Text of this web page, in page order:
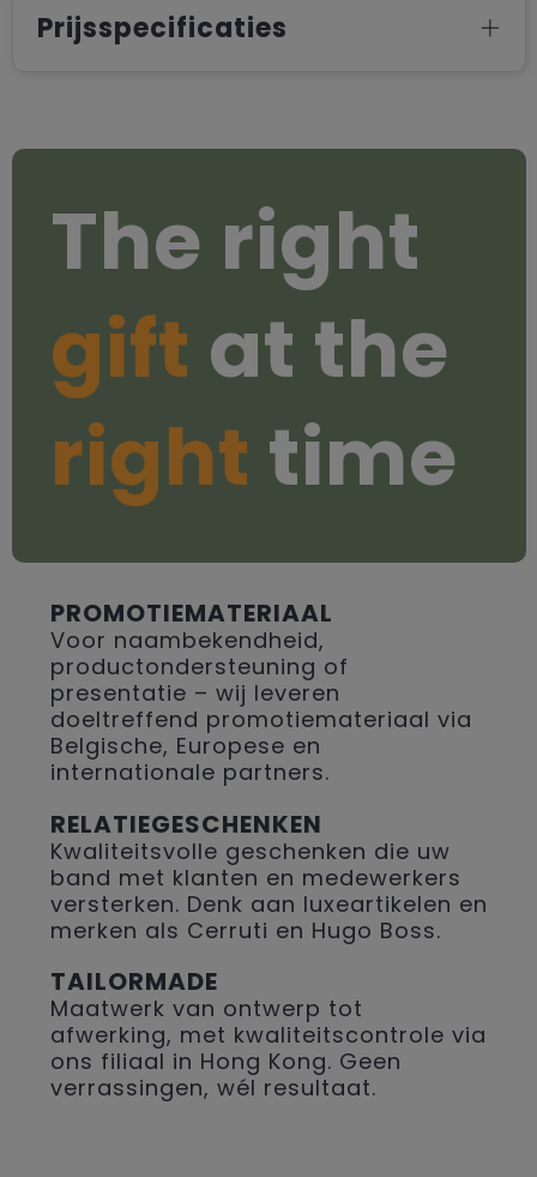
Prijsspecificaties
The right
gift at the
right time
PROMOTIEMATERIAAL
Voor naambekendheid,
productondersteuning of
presentatie – wij leveren
doeltreffend promotiemateriaal via
Belgische, Europese en
internationale partners.
RELATIEGESCHENKEN
Kwaliteitsvolle geschenken die uw
band met klanten en medewerkers
versterken. Denk aan luxeartikelen en
merken als Cerruti en Hugo Boss.
TAILORMADE
Maatwerk van ontwerp tot
afwerking, met kwaliteitscontrole via
ons filiaal in Hong Kong. Geen
verrassingen, wél resultaat.